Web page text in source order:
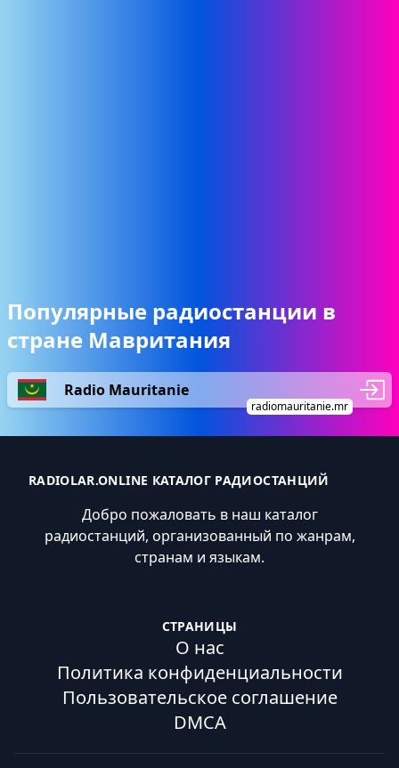
Популярные радиостанции в
стране Мавритания
Radio Mauritanie
radiomauritanie.mr
RADIOLAR.ONLINE КАТАЛОГ РАДИОСТАНЦИЙ
Добро пожаловать в наш каталог
радиостанций, организованный по жанрам,
странам и языкам.
СТРАНИЦЫ
О нас
Политика конфиденциальности
Пользовательское соглашение
DMCA